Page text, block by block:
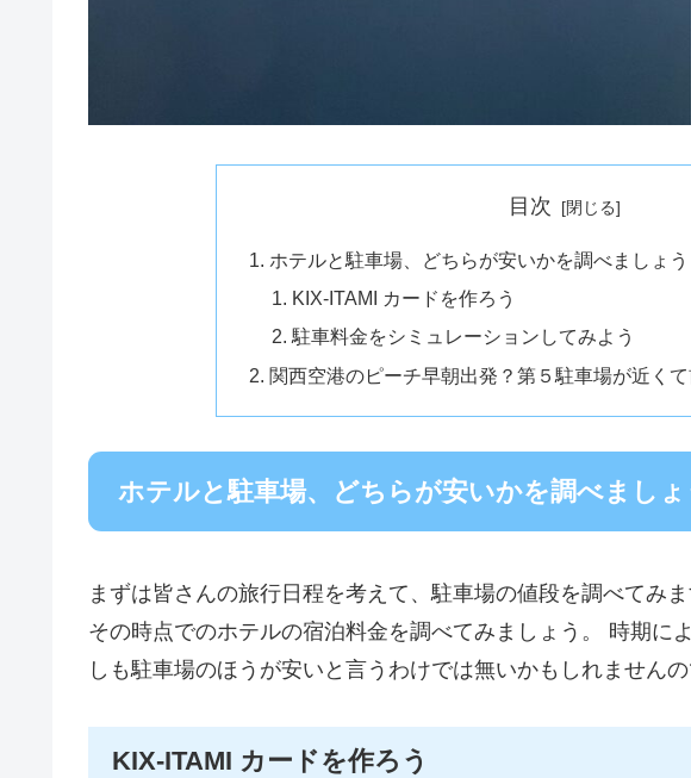
目次
ホテルと駐車場、どちらが安いかを調べましょう
KIX-ITAMI カードを作ろう
駐車料金をシミュレーションしてみよう
関西空港のピーチ早朝出発？第５駐車場が近く
ホテルと駐車場、どちらが安いかを調べましょ
まずは皆さんの旅行日程を考えて、駐車場の値段を調べてみま
その時点でのホテルの宿泊料金を調べてみましょう。 時期に
しも駐車場のほうが安いと言うわけでは無いかもしれませんの
KIX-ITAMI カードを作ろう